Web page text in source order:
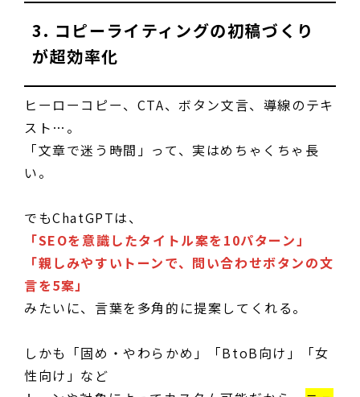
3. コピーライティングの初稿づくり
が超効率化
ヒーローコピー、CTA、ボタン文言、導線のテキ
スト…。
「文章で迷う時間」って、実はめちゃくちゃ長
い。
でもChatGPTは、
「SEOを意識したタイトル案を10パターン」
「親しみやすいトーンで、問い合わせボタンの文
言を5案」
みたいに、言葉を多角的に提案してくれる。
しかも「固め・やわらかめ」「BtoB向け」「女
性向け」など